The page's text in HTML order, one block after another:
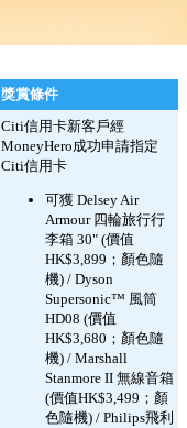
獎賞條件
Citi信用卡新客戶經
MoneyHero成功申請指定
Citi信用卡
可獲 Delsey Air
Armour 四輪旅行行
李箱 30" (價值
HK$3,899；顏色隨
機) / Dyson
Supersonic™ 風筒
HD08 (價值
HK$3,680；顏色隨
機) / Marshall
Stanmore II 無線音箱
(價值HK$3,499；顏
色隨機) / Philips飛利